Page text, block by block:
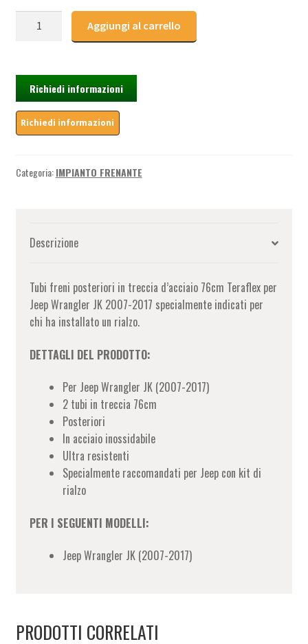
Treccia
d'acciaio
76cm
Teraflex
Jeep
2017)
Aggiungi al carrello
Richiedi informazioni
Categoria:IMPIANTO FRENANTE
Descrizione
Tubi freni posteriori in treccia d’acciaio 76cm Teraflex per
Jeep Wrangler JK 2007-2017 specialmente indicati per
chi ha installato un rialzo.
DETTAGLI DEL PRODOTTO:
Per Jeep Wrangler JK (2007-2017)
2 tubi in treccia 76cm
Posteriori
In acciaio inossidabile
Ultra resistenti
Specialmente raccomandati per Jeep con kit di
rialzo
PER I SEGUENTI MODELLI:
Jeep Wrangler JK (2007-2017)
PRODOTTI CORRELATI